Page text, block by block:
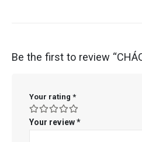
Be the first to review
Your rating *
Your review*